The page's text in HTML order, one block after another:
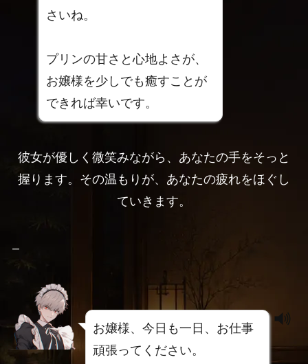
さいね。
プリンの甘さと心地よさが、
お嬢様を少しでも癒すことが
できれば幸いです。
彼女が優しく微笑みながら、あなたの手をそっと
握ります。その温もりが、あなたの疲れをほぐし
ていきます。
–
お嬢様、今日も一日、お仕事
頑張ってください。